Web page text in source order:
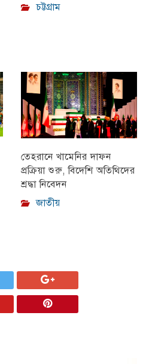
চট্টগ্রাম
তেহরানে খামেনির দাফন
প্রক্রিয়া শুরু, বিদেশি অতিথিদের
শ্রদ্ধা নিবেদন
জাতীয়